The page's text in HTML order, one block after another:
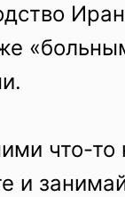
что-
и